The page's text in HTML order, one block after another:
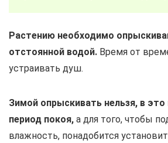
Растению необходимо
отстоянной водой. Время от
устраивать душ.
Зимой опрыскивать нельзя, в это
период покоя, а для того, чтобы
влажность, понадобится